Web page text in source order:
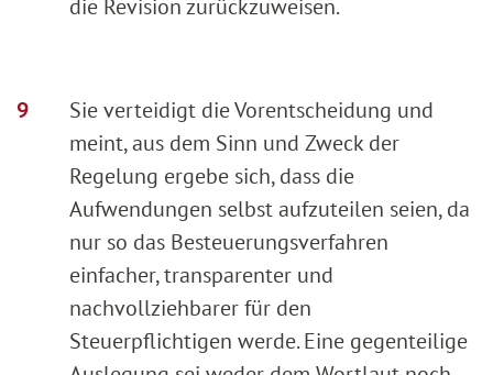
die Revision zurückzuweisen.
Sie verteidigt die Vorentscheidung und
meint, aus dem Sinn und Zweck der
Regelung ergebe sich, dass die
Aufwendungen selbst aufzuteilen seien, da
nur so das Besteuerungsverfahren
einfacher, transparenter und
nachvollziehbarer für den
Steuerpflichtigen werde. Eine gegenteilige